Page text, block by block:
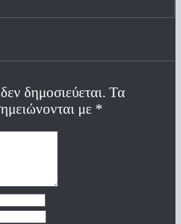
δημοσιεύεται. Τα
με *